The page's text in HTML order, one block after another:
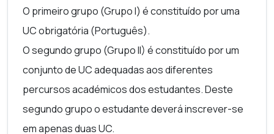
O primeiro grupo (Grupo I) é constituído por uma
UC obrigatória (Português).
O segundo grupo (Grupo II) é constituído por um
conjunto de UC adequadas aos diferentes
percursos académicos dos estudantes. Deste
segundo grupo o estudante deverá inscrever-se
em apenas duas UC.